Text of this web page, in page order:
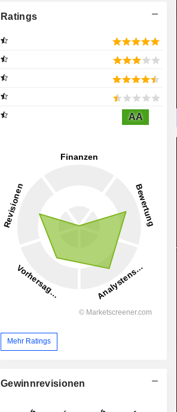
Ratings
AA
Mehr Ratings
Gewinnrevisionen